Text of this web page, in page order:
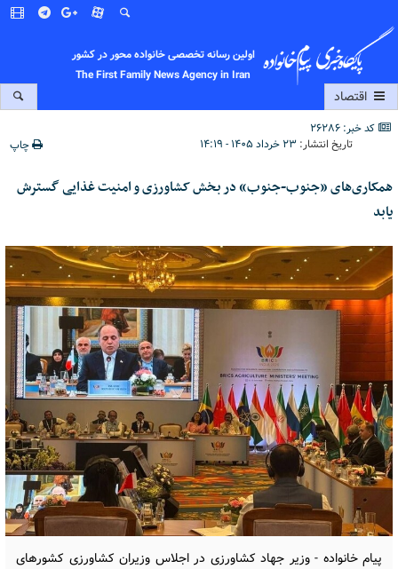
اولین رسانه تخصصی خانواده محور در کشور
The First Family News Agency in Iran
اقتصاد
کد خبر: 26286
تاریخ انتشار:۲۳ خرداد ۱۴۰۵ - ۱۴:۱۹ چاپ
همکاری‌های «جنوب-جنوب» در بخش کشاورزی و امنیت غذایی گسترش
یابد
پیام خانواده - وزیر جهاد کشاورزی در اجلاس وزیران کشاورزی کشورهای